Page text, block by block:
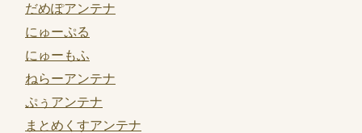
だめぽアンテナ
にゅーぷる
にゅーもふ
ねらーアンテナ
ぷぅアンテナ
まとめくすアンテナ